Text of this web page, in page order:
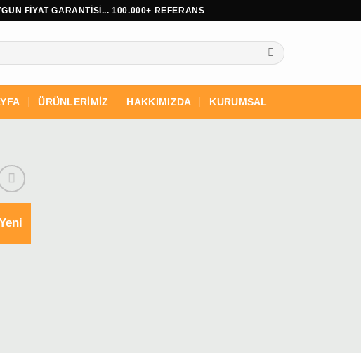
FİYAT GARANTİSİ... 100.000+ REFERANS
ÜRÜNLERİMİZ HAKKIMIZDA KURUMSAL